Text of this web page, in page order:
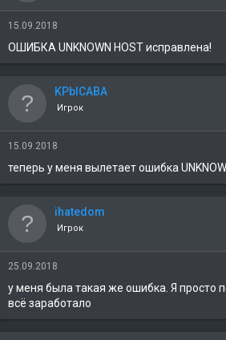
15.09.2018
ОШИБКА UNKNOWN HOST исправлена!
KPblCABA
Игрок
15.09.2018
теперь у меня вылетает ошибка
ihatedom
Игрок
25.09.2018
у меня была такая же ошибка. Я просто
всё заработало